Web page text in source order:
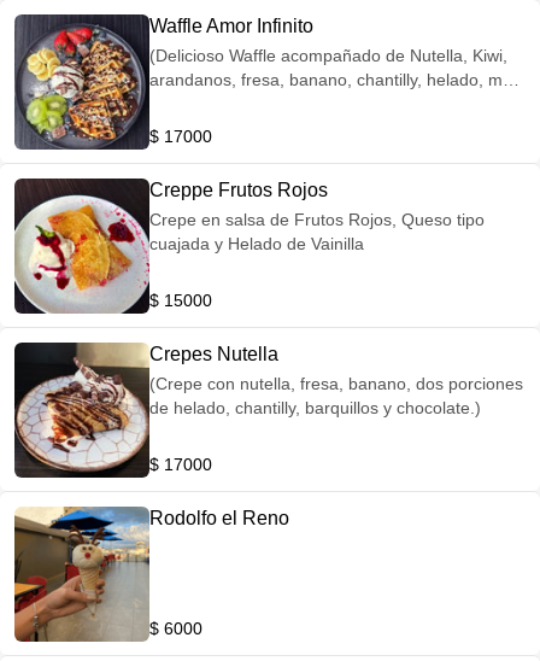
Waffle Amor Infinito
(Delicioso Waffle acompañado de Nutella, Kiwi,
arandanos, fresa, banano, chantilly, helado, mani
$ 17000
Creppe Frutos Rojos
Crepe en salsa de Frutos Rojos, Queso tipo
cuajada y Helado de Vainilla
$ 15000
Crepes Nutella
(Crepe con nutella, fresa, banano, dos porciones
de helado, chantilly, barquillos y chocolate.)
$ 17000
Rodolfo el Reno
$ 6000